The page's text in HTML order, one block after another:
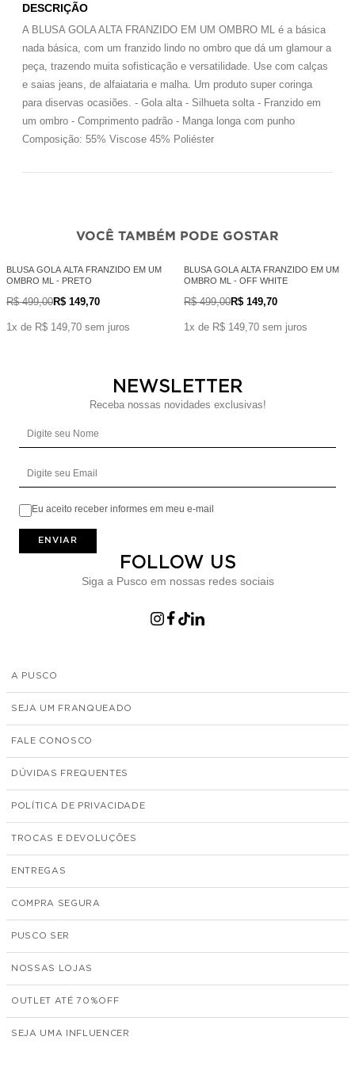
DESCRIÇÃO
A BLUSA GOLA ALTA FRANZIDO EM UM OMBRO ML é a básica
nada básica, com um franzido lindo no ombro que dá um glamour a
peça, trazendo muita sofisticação e versatilidade. Use com calças
e saias jeans, de alfaiataria e malha. Um produto super coringa
para diservas ocasiões. - Gola alta - Silhueta solta - Franzido em
um ombro - Comprimento padrão - Manga longa com punho
Composição: 55% Viscose 45% Poliéster
VOCÊ TAMBÉM PODE GOSTAR
BLUSA GOLA ALTA FRANZIDO EM UM
OMBRO ML - PRETO
R$ 499,00R$ 149,70
1x de R$ 149,70 sem juros
BLUSA GOLA ALTA FRANZIDO EM UM
OMBRO ML - OFF WHITE
R$ 499,00R$ 149,70
1x de R$ 149,70 sem juros
NEWSLETTER
Receba nossas novidades exclusivas!
Eu aceito receber informes em meu e-mail
ENVIAR
FOLLOW US
Siga a Pusco em nossas redes sociais
A PUSCO
SEJA UM FRANQUEADO
FALE CONOSCO
DÚVIDAS FREQUENTES
POLÍTICA DE PRIVACIDADE
TROCAS E DEVOLUÇÕES
ENTREGAS
COMPRA SEGURA
PUSCO SER
NOSSAS LOJAS
OUTLET ATÉ 70%
SEJA UMA INFLUENCER